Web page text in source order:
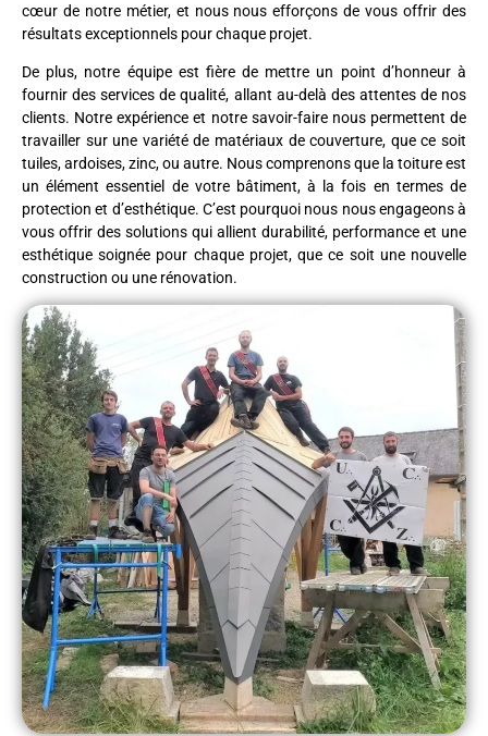
cœur de notre métier, et nous nous efforçons de vous offrir des
résultats exceptionnels pour chaque projet.
De plus, notre équipe est fière de mettre un point d’honneur à
fournir des services de qualité, allant au-delà des attentes de nos
clients. Notre expérience et notre savoir-faire nous permettent de
travailler sur une variété de matériaux de couverture, que ce soit
tuiles, ardoises, zinc, ou autre. Nous comprenons que la toiture est
un élément essentiel de votre bâtiment, à la fois en termes de
protection et d’esthétique. C’est pourquoi nous nous engageons à
vous offrir des solutions qui allient durabilité, performance et une
esthétique soignée pour chaque projet, que ce soit une nouvelle
construction ou une rénovation.